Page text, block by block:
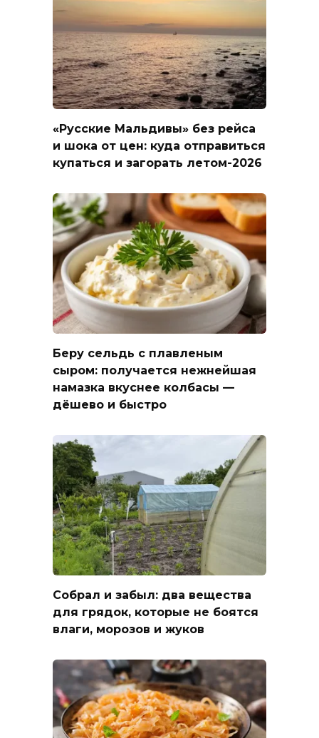
«Русские Мальдивы» без рейса
и шока от цен: куда отправиться
купаться и загорать летом-2026
Беру сельдь с плавленым
сыром: получается нежнейшая
намазка вкуснее колбасы —
дёшево и быстро
Собрал и забыл: два вещества
для грядок, которые не боятся
влаги, морозов и жуков